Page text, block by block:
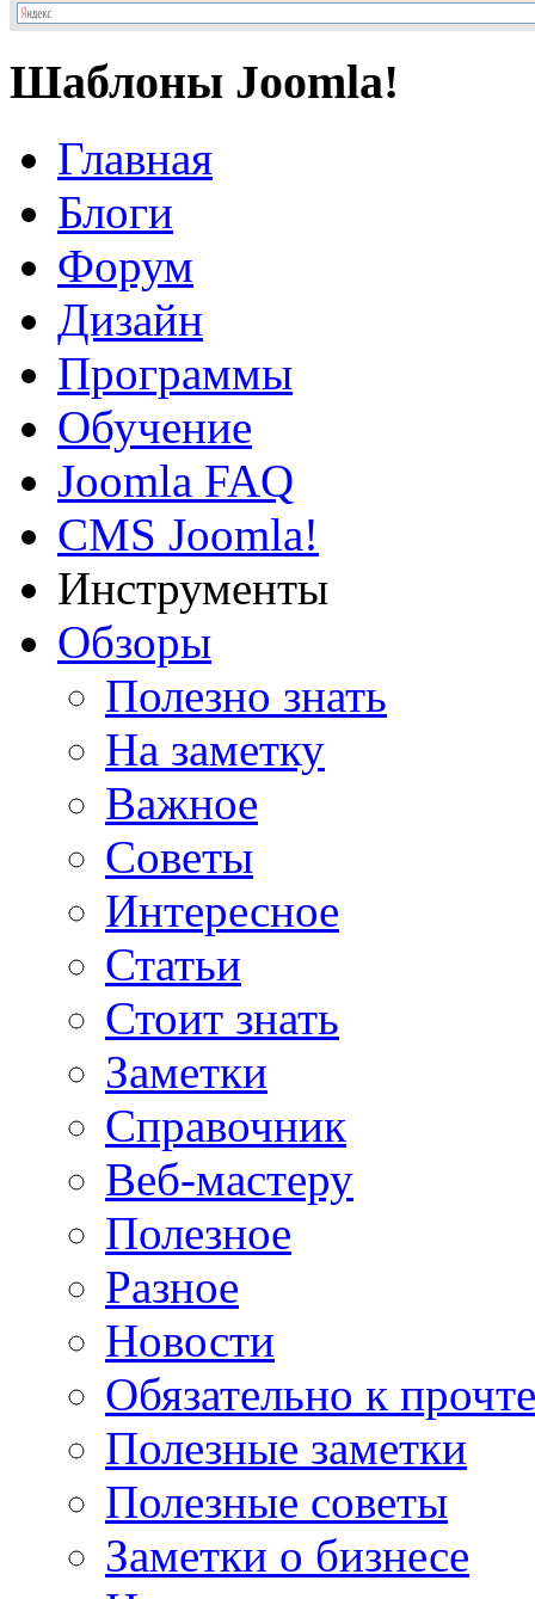
Шаблоны Joomla!
Главная
Блоги
Форум
Дизайн
Программы
Обучение
Joomla FAQ
CMS Joomla!
Инструменты
Обзоры
Полезно знать
На заметку
Важное
Советы
Интересное
Статьи
Стоит знать
Заметки
Справочник
Веб-мастеру
Полезное
Разное
Новости
Обязательно к
Полезные заметки
Полезные советы
Заметки о бизнесе